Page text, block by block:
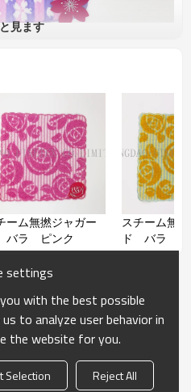
グ、ワッペン刺繍
綿100％
約25*25㎝
スチームジャガードハンカチタオ
ル、半無撚ジャガードタオルで
す。可愛い花柄、気品の高いハン
カチタオルです。
サイズ、柄などがご希望より作れ
見ます
ーム無撚ジャガー
バラ ピンク
スチーム無
ド バラ イ
settings
with the best possible
to analyze user behavior in
the website for you.
Selection Reject All